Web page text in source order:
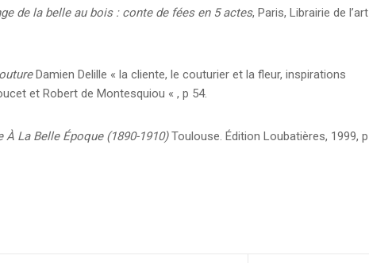
de la belle au bois : conte de fées en 5 actes, Paris, Librairie de l’art
Damien Delille « la cliente, le couturier et la fleur, inspirations
et Robert de Montesquiou « , p 54.
À La Belle Époque (1890-1910)Toulouse. Édition Loubatières, 1999, p